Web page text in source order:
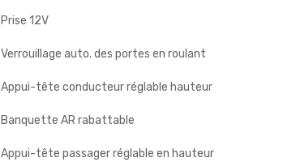
Prise 12V
Verrouillage auto. des portes en roulant
Appui-tête conducteur réglable hauteur
Banquette AR rabattable
Appui-tête passager réglable en hauteur